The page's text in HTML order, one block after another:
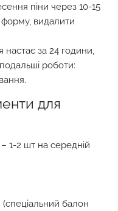
піни через 10-15
видалити
за 24 години,
роботи:
для
1-2 шт на середній
балон